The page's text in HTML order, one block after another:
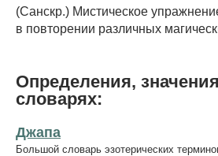
(Санскр.) Мистическое
в повторении различных
Определения,
словарях:
Джапа
Большой словарь эзотерических